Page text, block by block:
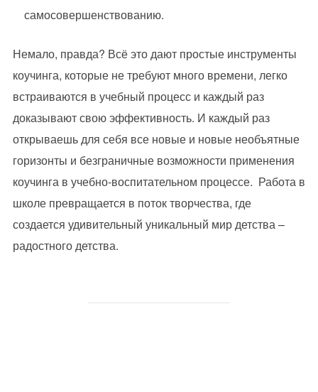
самосовершенствованию.
Немало, правда? Всё это дают простые инструменты
коучинга, которые не требуют много времени, легко
встраиваются в учебный процесс и каждый раз
доказывают свою эффективность. И каждый раз
открываешь для себя все новые и новые необъятные
горизонты и безграничные возможности применения
коучинга в учебно-воспитательном процессе. Работа в
школе превращается в поток творчества, где
создается удивительный уникальный мир детства –
радостного детства.